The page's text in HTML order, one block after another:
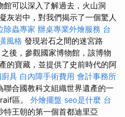
館可以深入了解過去，火山洞
灰岩中，對我們揭示了一個驚人
除蟲專家 辦桌專業外燴服務 台
風格 發現岩石之間的迷宮路
後，參觀國家博物館，該博物
的寶藏，並提供了史前時代的阿
具 白內障手術費用 會計事務所
聯合國教科文組織世界遺產的一
區。 外燴擺盤 seo是什麼 台
特王朝的第一個首都迪里亞